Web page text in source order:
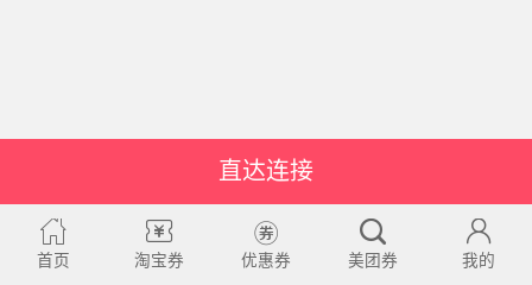
直达连接
首页 淘宝券 优惠券 美团券 我的